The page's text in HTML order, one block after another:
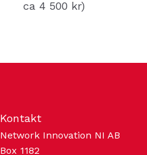
ca 4 500 kr)
Kontakt
Network Innovation NI AB
Box 1182